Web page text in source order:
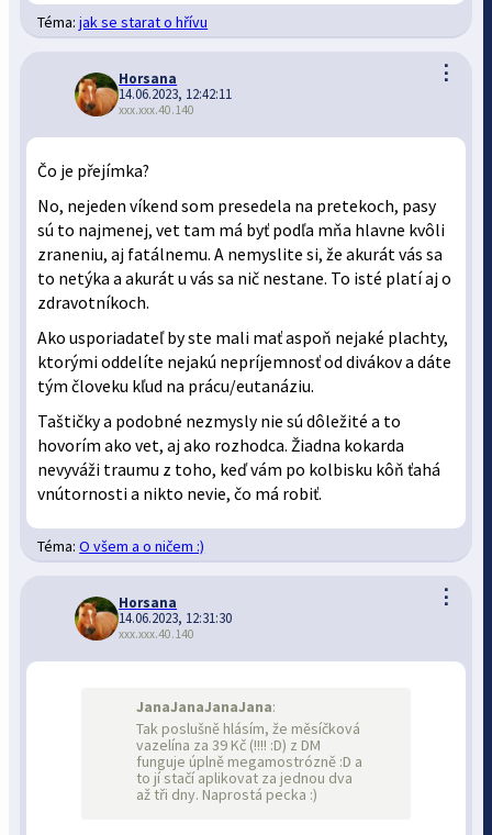
Téma:jak se starat o hřívu
⋮
Horsana
14.06.2023, 12:42:11
xxx.xxx.40.140
Čo je přejímka?
No, nejeden víkend som presedela na pretekoch, pasy
sú to najmenej, vet tam má byť podľa mňa hlavne kvôli
zraneniu, aj fatálnemu. A nemyslite si, že akurát vás sa
to netýka a akurát u vás sa nič nestane. To isté platí aj o
zdravotníkoch.
Ako usporiadateľ by ste mali mať aspoň nejaké plachty,
ktorými oddelíte nejakú nepríjemnosť od divákov a dáte
tým človeku kľud na prácu/eutanáziu.
Taštičky a podobné nezmysly nie sú dôležité a to
hovorím ako vet, aj ako rozhodca. Žiadna kokarda
nevyváži traumu z toho, keď vám po kolbisku kôň ťahá
vnútornosti a nikto nevie, čo má robiť.
Téma:O všem a o ničem :)
⋮
Horsana
14.06.2023, 12:31:30
xxx.xxx.40.140
JanaJanaJanaJana:
Tak poslušně hlásím, že měsíčková
vazelína za 39 Kč (!!!! :D) z DM
funguje úplně megamostrózně :D a
to jí stačí aplikovat za jednou dva
až tři dny. Naprostá pecka :)